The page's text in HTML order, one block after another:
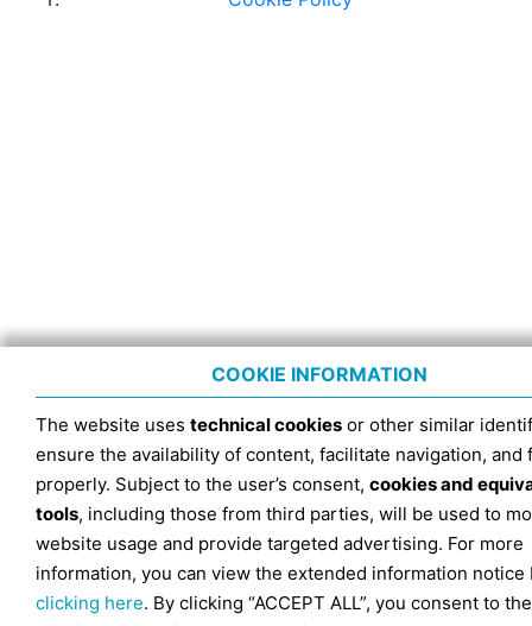
COOKIE INFORMATION
The website uses technical cookies or other similar
ensure the availability of content, facilitate navigation, and
properly. Subject to the user’s consent, cookies and
tools, including those from third parties, will be used to
website usage and provide targeted advertising. For more
information, you can view the extended information notice
clicking here. By clicking “ACCEPT ALL”, you consent to